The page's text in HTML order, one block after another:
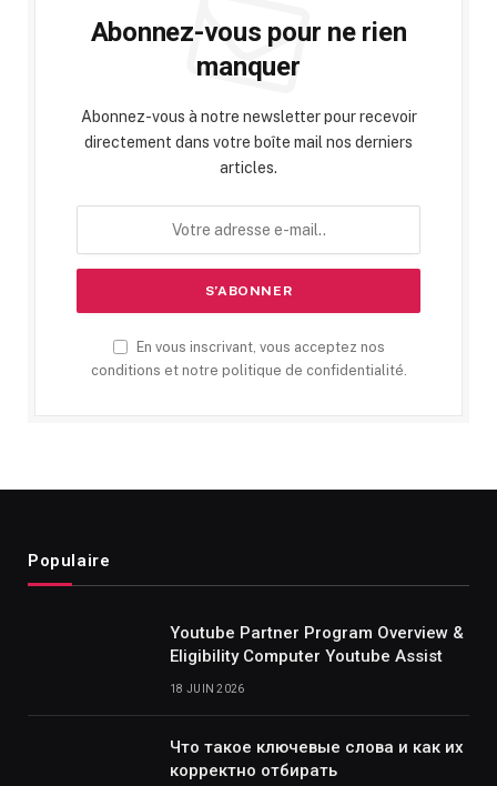
Abonnez-vous pour ne rien
manquer
Abonnez-vous à notre newsletter pour recevoir
directement dans votre boîte mail nos derniers
articles.
En vous inscrivant, vous acceptez nos
conditions et notre politique de confidentialité.
Populaire
Youtube Partner Program Overview &
Eligibility Computer Youtube Assist
18 JUIN 2026
Что такое ключевые слова и как их
корректно отбирать